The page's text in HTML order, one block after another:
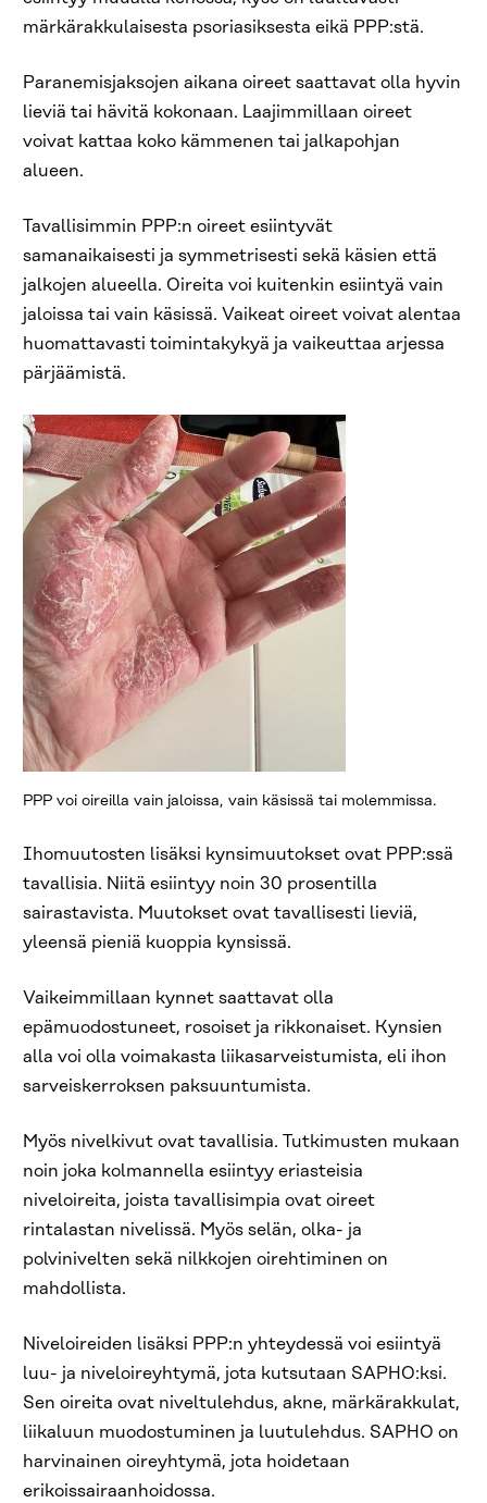
märkärakkulaisesta psoriasiksesta eikä PPP:stä.
Paranemisjaksojen aikana oireet saattavat olla hyvin
lieviä tai hävitä kokonaan. Laajimmillaan oireet
voivat kattaa koko kämmenen tai jalkapohjan
alueen.
Tavallisimmin PPP:n oireet esiintyvät
samanaikaisesti ja symmetrisesti sekä käsien että
jalkojen alueella. Oireita voi kuitenkin esiintyä vain
jaloissa tai vain käsissä. Vaikeat oireet voivat alentaa
huomattavasti toimintakykyä ja vaikeuttaa arjessa
pärjäämistä.
PPP voi oireilla vain jaloissa, vain käsissä tai molemmissa.
Ihomuutosten lisäksi kynsimuutokset ovat PPP:ssä
tavallisia. Niitä esiintyy noin 30 prosentilla
sairastavista. Muutokset ovat tavallisesti lieviä,
yleensä pieniä kuoppia kynsissä.
Vaikeimmillaan kynnet saattavat olla
epämuodostuneet, rosoiset ja rikkonaiset. Kynsien
alla voi olla voimakasta liikasarveistumista, eli ihon
sarveiskerroksen paksuuntumista.
Myös nivelkivut ovat tavallisia. Tutkimusten mukaan
noin joka kolmannella esiintyy eriasteisia
niveloireita, joista tavallisimpia ovat oireet
rintalastan nivelissä. Myös selän, olka- ja
polvinivelten sekä nilkkojen oirehtiminen on
mahdollista.
Niveloireiden lisäksi PPP:n yhteydessä voi esiintyä
luu- ja niveloireyhtymä, jota kutsutaan SAPHO:ksi.
Sen oireita ovat niveltulehdus, akne, märkärakkulat,
liikaluun muodostuminen ja luutulehdus. SAPHO on
harvinainen oireyhtymä, jota hoidetaan
erikoissairaanhoidossa.